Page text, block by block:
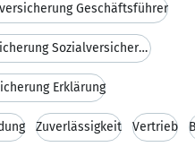
Geschäftsführer
betriebliche Krankenversicherung Sozialversicherun
Erklärung
Zuverlässigkeit Vertrieb